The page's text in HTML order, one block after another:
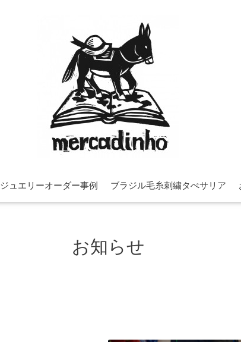
ジュエリーオーダー事例 ブラジル毛糸刺繍タぺサリア
お知らせ